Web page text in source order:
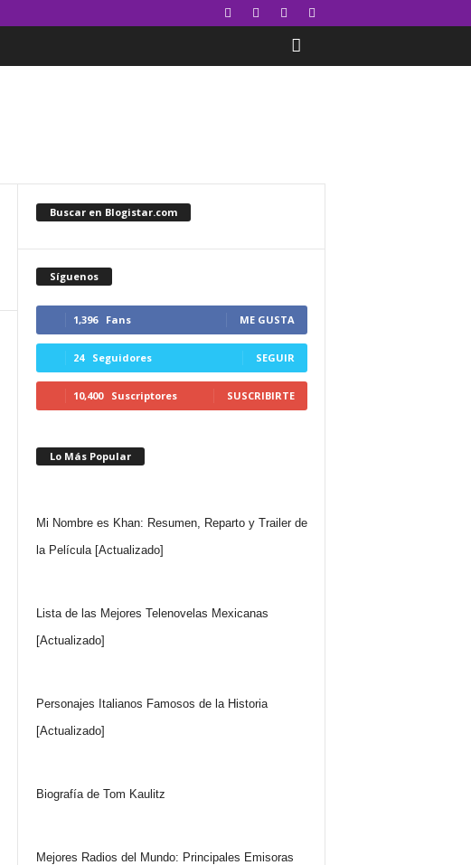
Buscar en Blogistar.com
Síguenos
1,396 Fans ME GUSTA
24 Seguidores SEGUIR
10,400 Suscriptores SUSCRIBIRTE
Lo Más Popular
Mi Nombre es Khan: Resumen, Reparto y Trailer de
la Película [Actualizado]
Lista de las Mejores Telenovelas Mexicanas
[Actualizado]
Personajes Italianos Famosos de la Historia
[Actualizado]
Biografía de Tom Kaulitz
Mejores Radios del Mundo: Principales Emisoras